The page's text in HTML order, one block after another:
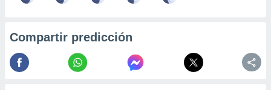
Compartir predicción